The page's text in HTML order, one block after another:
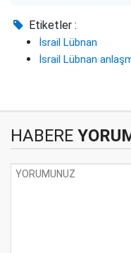
Etiketler :
İsrail Lübnan
İsrail Lübnan
HABERE